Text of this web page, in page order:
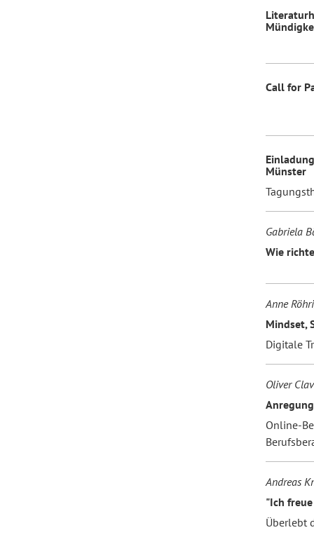
Call for
Münster
Gabriela
Wie
Anne
Mindset,
Digitale
Oliver
Online-
Andreas
"Ich
Überlebt